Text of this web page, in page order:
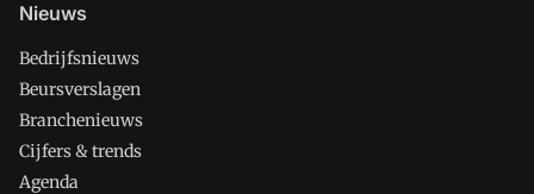
Nieuws
Bedrijfsnieuws
Beursverslagen
Branchenieuws
Cijfers & trends
Agenda